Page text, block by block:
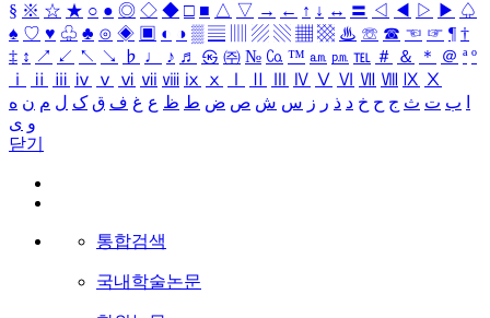
§ ※ ☆ ★ ○ ● ◎ ◇ ◆ □ ■ △ ▽ → ← ↑ ↓ ↔ 〓 ◁ ◀ ▷ ▶ ♤
♠ ♡ ♥ ♧ ♣ ⊙ ◈ ▣ ◐ ◑ ▒ ▤ ▨ ▧ ▦ ▩ ♨ ☏ ☎ ☜ ☞ ¶ †
‡ ↕ ↗ ↙ ↖ ↘ ♭ ♩ ♪ ♬ ㉿ ㈜ № ㏇ ™ ㏂ ㏘ ℡ ＃ ＆ ＊ ＠ ª º
ⅰ
ⅱ ⅲ ⅳ ⅴ ⅵ ⅶ ⅷ ⅸ ⅹ Ⅳ Ⅴ Ⅵ Ⅶ Ⅷ Ⅸ Ⅹ
ب ت ث ج ح خ د ذ ر ز س ش ص ض ط ظ ع غ ف ق ک ل م ن ه
و ی
닫기
통합검색
국내학술논문